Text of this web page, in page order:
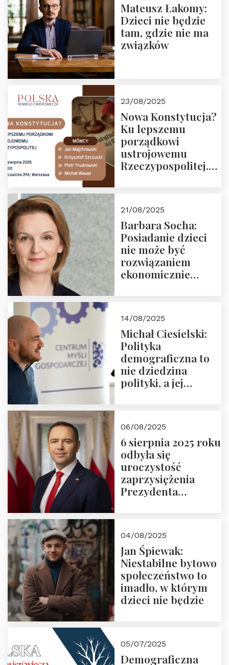
Mateusz Łakomy:
Dzieci nie będzie
tam, gdzie nie ma
związków
23/08/2025
Nowa Konstytucja?
Ku lepszemu
porządkowi
ustrojowemu
Rzeczypospolitej.
Nowego
Ćwierćwiecza”
21/08/2025
Barbara Socha:
Posiadanie dzieci
nie może być
rozwiązaniem
ekonomicznie
14/08/2025
Michał Ciesielski:
Polityka
demograficzna to
nie dziedzina
polityki, a jej
06/08/2025
6 sierpnia 2025 roku
odbyła się
uroczystość
zaprzysiężenia
Prezydenta
Nawrockiego
04/08/2025
Jan Śpiewak:
Niestabilne bytowo
społeczeństwo to
imadło, w którym
dzieci nie będzie
05/07/2025
Demograficzna